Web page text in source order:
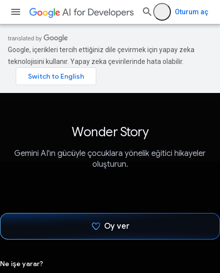
Oturum aç
Google, içerikleri tercih ettiğiniz dile çevirmek için yapay zeka
teknolojisini kullanır. Yapay zeka çevirilerinde hata olabilir.
Wonder Story
Gemini AI'ın gücüyle çocuklara yönelik eğitici hikayeler
oluşturun.
Oy ver
Ne işe yarar?